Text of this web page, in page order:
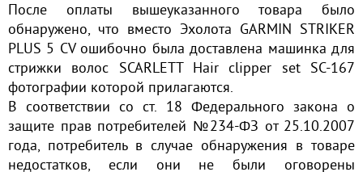
После оплаты вышеуказанного товара было
обнаружено, что вместо Эхолота GARMIN STRIKER
PLUS 5 CV ошибочно была доставлена машинка для
стрижки волос SCARLETT Hair clipper set SC-167
фотографии которой прилагаются.
В соответствии со ст. 18 Федерального закона о
защите прав потребителей №234-ФЗ от 25.10.2007
года, потребитель в случае обнаружения в товаре
недостатков, если они не были оговорены